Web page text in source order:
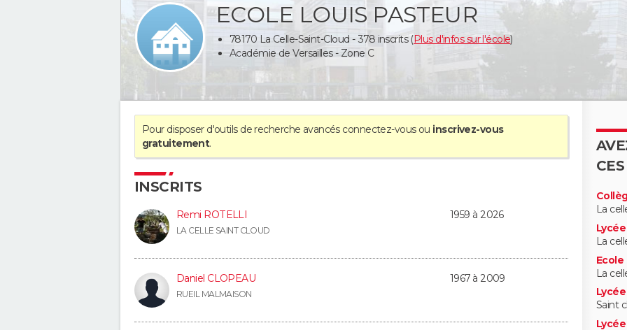
ECOLE LOUIS PASTEUR
78170 La Celle-Saint-Cloud - 378 inscrits (Plus d'infos sur l'école)
Académie de Versailles - Zone C
Pour disposer d'outils de recherche avancés connectez-vousou inscrivez-vous
gratuitement.
INSCRITS
Remi ROTELLI
LA CELLE SAINT CLOUD
1959 à 2026
Daniel CLOPEAU
RUEIL MALMAISON
1967 à 2009
La
La
Ecole
La
Saint